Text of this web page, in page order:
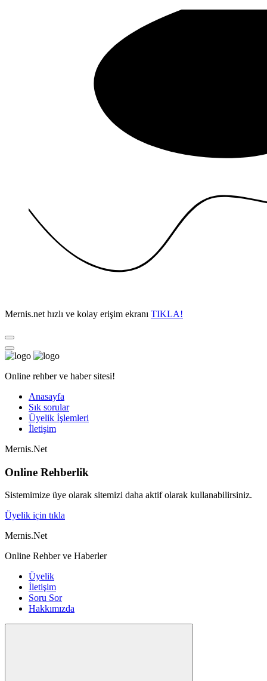
Mernis.net hızlı ve kolay erişim ekranı TIKLA!
Online rehber ve haber sitesi!
Anasayfa
Sık sorular
Üyelik İşlemleri
İletişim
Mernis.Net
Online Rehberlik
Sistemimize üye olarak sitemizi daha aktif olarak kullanabilirsiniz.
Üyelik için tıkla
Mernis.Net
Online Rehber ve Haberler
Üyelik
İletişim
Soru Sor
Hakkımızda